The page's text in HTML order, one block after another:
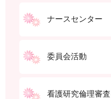
ナースセンター
委員会活動
看護研究倫理審